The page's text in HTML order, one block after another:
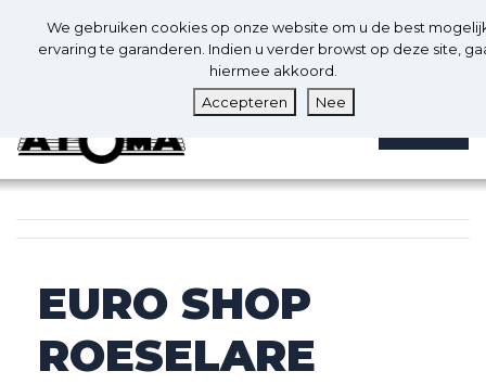
Nl
0 0
EURO SHOP
ROESELARE
We gebruiken cookies op onze website om u de best
ervaring te garanderen. Indien u verder browst op deze site,
hiermee akkoord.
Accepteren
Nee